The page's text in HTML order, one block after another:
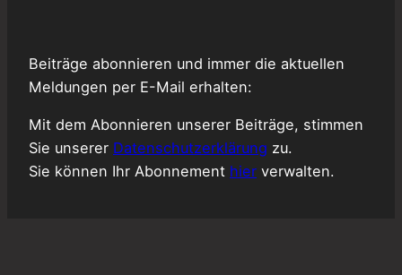
Beiträge abonnieren und immer die aktuellen
Meldungen per E-Mail erhalten:
Mit dem Abonnieren unserer Beiträge, stimmen
Sie unserer Datenschutzerklärung zu.
Sie können Ihr Abonnement hier verwalten.